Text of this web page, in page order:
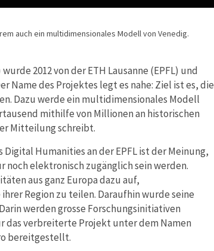
auch ein multidimensionales Modell von Venedig.
2012 von der ETH Lausanne (EPFL) und
Name des Projektes legt es nahe: Ziel ist es, die
Dazu werde ein multidimensionales Modell
mithilfe von Millionen an historischen
Mitteilung schreibt.
Humanities an der EPFL ist der Meinung,
elektronisch zugänglich sein werden.
aus ganz Europa dazu auf,
Region zu teilen. Daraufhin wurde seine
werden grosse Forschungsinitiativen
das verbreiterte Projekt unter dem Namen
bereitgestellt.